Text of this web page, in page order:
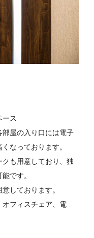
ース
屋の入り口には電子
なっております。
も用意しており、独
です。
しております。
フィスチェア、電